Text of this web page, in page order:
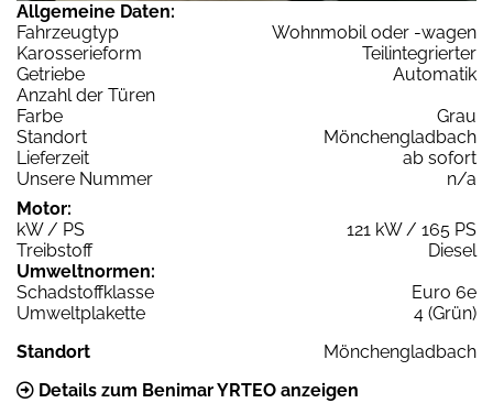
Allgemeine Daten:
Fahrzeugtyp
Wohnmobil oder -wagen
Karosserieform
Teilintegrierter
Getriebe
Automatik
Anzahl der Türen
Farbe
Grau
Standort
Mönchengladbach
Lieferzeit
ab sofort
Unsere Nummer
n/a
Motor:
kW / PS
121 kW / 165 PS
Treibstoff
Diesel
Umweltnormen:
Schadstoffklasse
Euro 6e
Umweltplakette
4 (Grün)
Standort
Mönchengladbach
Details zum Benimar YRTEO anzeigen